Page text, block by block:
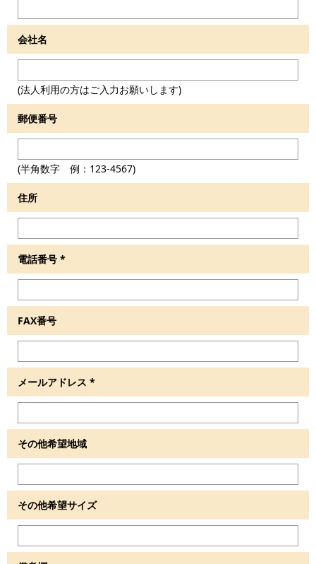
会社名
(法人利用の方はご入力お願いします)
郵便番号
(半角数字 例：123-4567)
住所
電話番号 *
FAX番号
メールアドレス *
その他希望地域
その他希望サイズ